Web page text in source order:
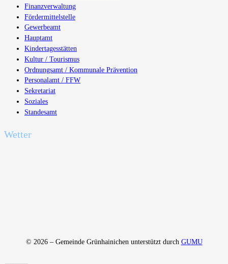
Finanzverwaltung
Fördermittelstelle
Gewerbeamt
Hauptamt
Kindertagesstätten
Kultur / Tourismus
Ordnungsamt / Kommunale Prävention
Personalamt / FFW
Sekretariat
Soziales
Standesamt
Wetter
© 2026 – Gemeinde Grünhainichen unterstützt durch GUMU